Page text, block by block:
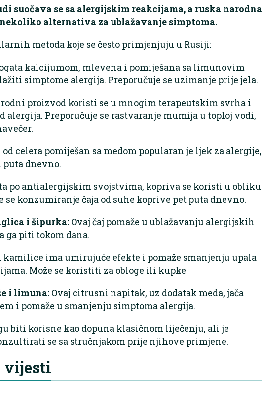
suočava se sa alergijskim reakcijama, a ruska narodna
alternativa za ublažavanje simptoma.
metoda koje se često primjenjuju u Rusiji:
kalcijumom, mlevena i pomiješana sa limunovim
simptome alergija. Preporučuje se uzimanje prije jela.
proizvod koristi se u mnogim terapeutskim svrha i
alergija. Preporučuje se rastvaranje mumija u toploj vodi,
od celera pomiješan sa medom popularan je ljek za alergije,
dnevno.
po antialergijskim svojstvima, kopriva se koristi u obliku
se konzumiranje čaja od suhe koprive pet puta dnevno.
i šipurka: Ovaj čaj pomaže u ublažavanju alergijskih
ga piti tokom dana.
kamilice ima umirujuće efekte i pomaže smanjenju upala
Može se koristiti za obloge ili kupke.
i limuna: Ovaj citrusni napitak, uz dodatak meda, jača
i pomaže u smanjenju simptoma alergija.
biti korisne kao dopuna klasičnom liječenju, ali je
se sa stručnjakom prije njihove primjene.
vijesti